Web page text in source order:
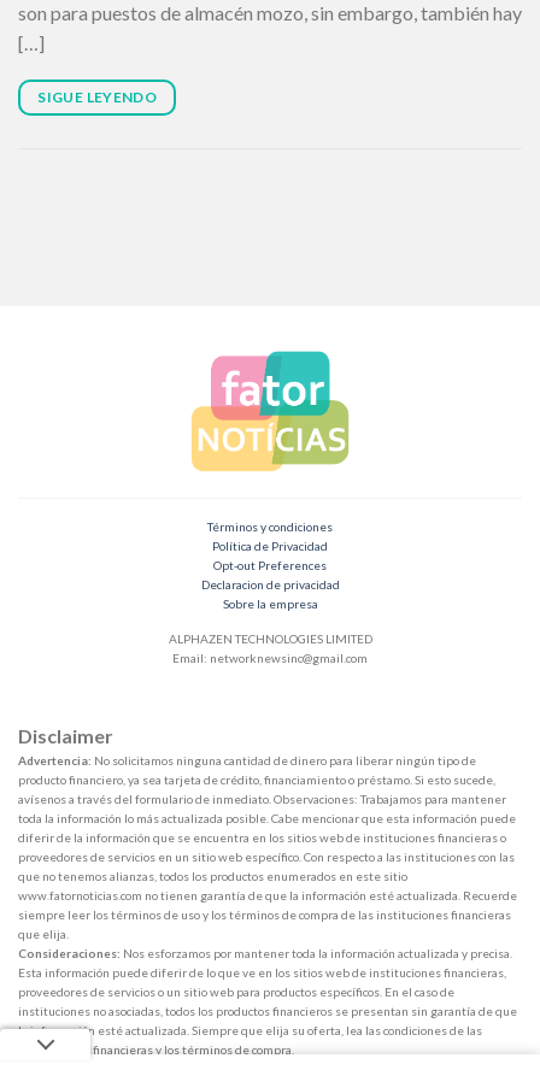
son para puestos de almacén mozo, sin embargo, también hay
[…]
SIGUE LEYENDO
Términos y condiciones
Política de Privacidad
Opt-out Preferences
Declaracion de privacidad
Sobre la empresa
ALPHAZEN TECHNOLOGIES LIMITED
Email: networknewsinc@gmail.com
Disclaimer
Advertencia: No solicitamos ninguna cantidad de dinero para liberar ningún tipo de
producto financiero, ya sea tarjeta de crédito, financiamiento o préstamo. Si esto sucede,
avísenos a través del formulario de inmediato. Observaciones: Trabajamos para mantener
toda la información lo más actualizada posible. Cabe mencionar que esta información puede
diferir de la información que se encuentra en los sitios web de instituciones financieras o
proveedores de servicios en un sitio web específico. Con respecto a las instituciones con las
que no tenemos alianzas, todos los productos enumerados en este sitio
www.fatornoticias.com no tienen garantía de que la información esté actualizada. Recuerde
siempre leer los términos de uso y los términos de compra de las instituciones financieras
que elija.
Consideraciones: Nos esforzamos por mantener toda la información actualizada y precisa.
Esta información puede diferir de lo que ve en los sitios web de instituciones financieras,
proveedores de servicios o un sitio web para productos específicos. En el caso de
instituciones no asociadas, todos los productos financieros se presentan sin garantía de que
la información esté actualizada. Siempre que elija su oferta, lea las condiciones de las
instituciones financieras y los términos de compra.